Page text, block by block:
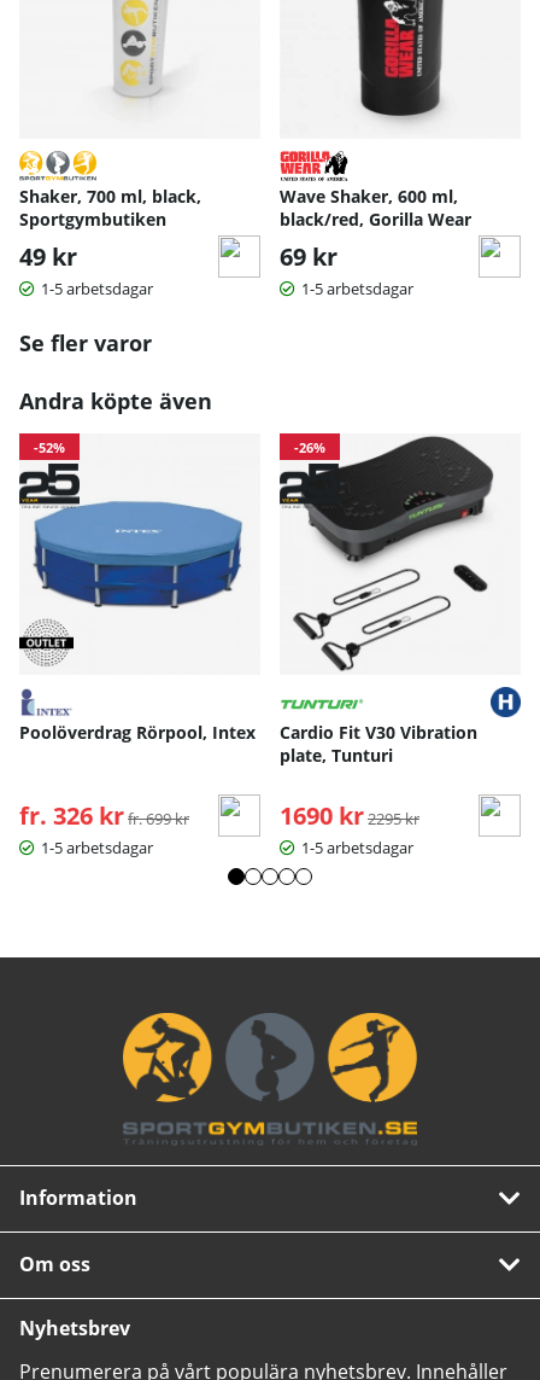
Shaker, 700 ml, black,
Sportgymbutiken
49 kr
1-5 arbetsdagar
Wave Shaker, 600 ml,
black/red, Gorilla Wear
69 kr
1-5 arbetsdagar
Se fler varor
Andra köpte även
-52%
Poolöverdrag Rörpool, Intex
fr. 326 kr Ordinarie pris:
fr. 699 kr
1-5 arbetsdagar
-26%
Cardio Fit V30 Vibration
plate, Tunturi
1690 kr Ordinarie pris:
2295 kr
1-5 arbetsdagar
Information
Om oss
Nyhetsbrev
Prenumerera på vårt populära nyhetsbrev. Innehåller